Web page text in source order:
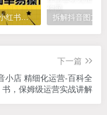
2023年最新小红书成人电商项目，简单易操作【详细教程】
下一篇
小店 精细化运营-百科全
书，保姆级运营实战讲解